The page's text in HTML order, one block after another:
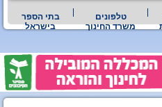
טלפונים
משרד החינוך
בתי הספר
בישראל